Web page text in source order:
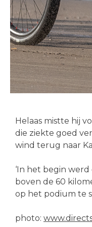
Helaas mistte hij
die ziekte goed
wind terug naar
‘In het begin
boven de 60
op het podium te
photo: